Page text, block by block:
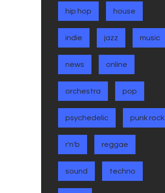
hip hop house
indie jazz music
news online
orchestra pop
psychedelic punk rock
r'n'b reggae
sound techno